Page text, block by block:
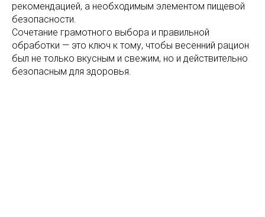
рекомендацией, а необходимым элементом пищевой
безопасности.
Сочетание грамотного выбора и правильной
обработки — это ключ к тому, чтобы весенний рацион
был не только вкусным и свежим, но и действительно
безопасным для здоровья.